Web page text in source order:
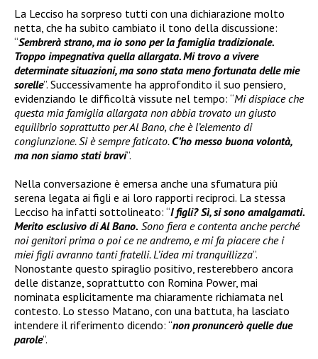
La Lecciso ha sorpreso tutti con una dichiarazione molto
netta, che ha subito cambiato il tono della discussione:
“Sembrerà strano, ma io sono per la famiglia tradizionale.
Troppo impegnativa quella allargata. Mi trovo a vivere
determinate situazioni, ma sono stata meno fortunata delle mie
sorelle”. Successivamente ha approfondito il suo pensiero,
evidenziando le difficoltà vissute nel tempo: “Mi dispiace che
questa mia famiglia allargata non abbia trovato un giusto
equilibrio soprattutto per Al Bano, che è l’elemento di
congiunzione. Si è sempre faticato. C’ho messo buona volontà,
ma non siamo stati bravi”.
Nella conversazione è emersa anche una sfumatura più
serena legata ai figli e ai loro rapporti reciproci. La stessa
Lecciso ha infatti sottolineato: “I figli? Sì, si sono amalgamati.
Merito esclusivo di Al Bano. Sono fiera e contenta anche perché
noi genitori prima o poi ce ne andremo, e mi fa piacere che i
miei figli avranno tanti fratelli. L’idea mi tranquillizza”.
Nonostante questo spiraglio positivo, resterebbero ancora
delle distanze, soprattutto con Romina Power, mai
nominata esplicitamente ma chiaramente richiamata nel
contesto. Lo stesso Matano, con una battuta, ha lasciato
intendere il riferimento dicendo: “non pronuncerò quelle due
parole”.